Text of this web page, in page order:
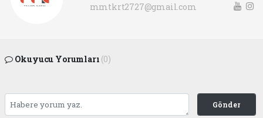
mmtkrt2727@gmail.com
Okuyucu Yorumları (0)
Gönder